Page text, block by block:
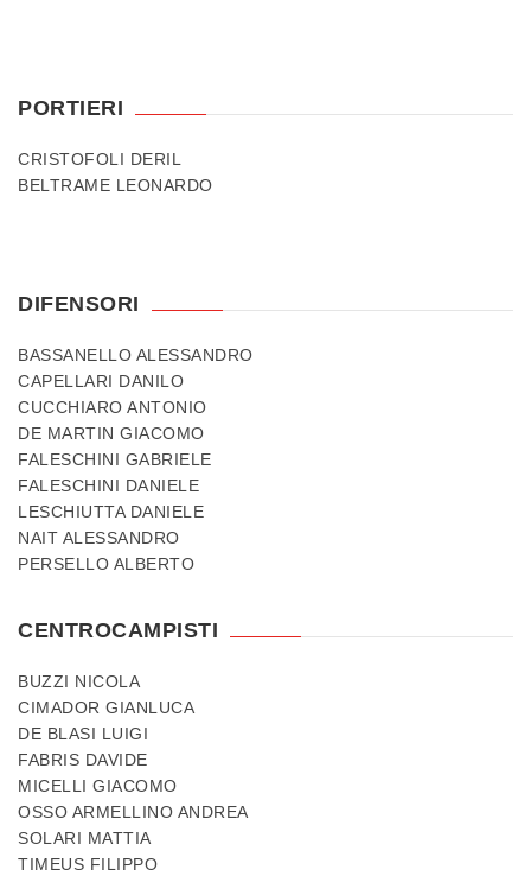
PORTIERI
CRISTOFOLI DERIL
BELTRAME LEONARDO
DIFENSORI
BASSANELLO ALESSANDRO
CAPELLARI DANILO
CUCCHIARO ANTONIO
DE MARTIN GIACOMO
FALESCHINI GABRIELE
FALESCHINI DANIELE
LESCHIUTTA DANIELE
NAIT ALESSANDRO
PERSELLO ALBERTO
CENTROCAMPISTI
BUZZI NICOLA
CIMADOR GIANLUCA
DE BLASI LUIGI
FABRIS DAVIDE
MICELLI GIACOMO
OSSO ARMELLINO ANDREA
SOLARI MATTIA
TIMEUS FILIPPO